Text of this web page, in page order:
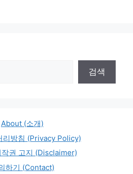
검색
About (소개)
리방침 (Privacy Policy)
작권 고지 (Disclaimer)
하기 (Contact)